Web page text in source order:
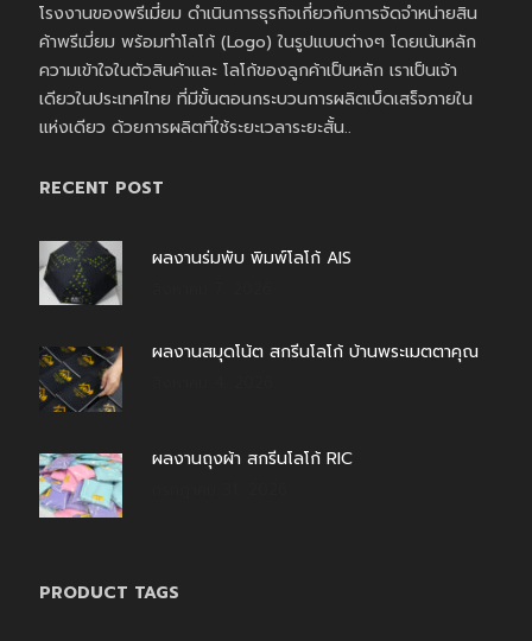
โรงงานของพรีเมี่ยม ดำเนินการธุรกิจเกี่ยวกับการจัดจำหน่ายสิน
ค้าพรีเมี่ยม พร้อมทำโลโก้ (Logo) ในรูปแบบต่างๆ โดยเน้นหลัก
ความเข้าใจในตัวสินค้าและ โลโก้ของลูกค้าเป็นหลัก เราเป็นเจ้า
เดียวในประเทศไทย ที่มีขั้นตอนกระบวนการผลิตเบ็ดเสร็จภายใน
แห่งเดียว ด้วยการผลิตที่ใช้ระยะเวลาระยะสั้น..
RECENT POST
ผลงานร่มพับ พิมพ์โลโก้ AIS
ผลงานสมุดโน้ต สกรีนโลโก้ บ้านพระเมตตาคุณ
ผลงานถุงผ้า สกรีนโลโก้ RIC
PRODUCT TAGS